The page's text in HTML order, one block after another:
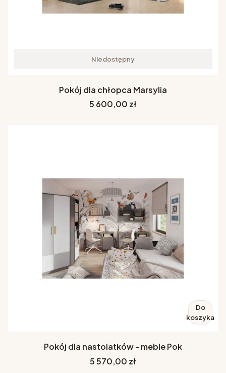
Niedostępny
Pokój dla chłopca Marsylia
Cena
5 600,00 zł
Do
koszyka
Pokój dla nastolatków - meble Pok
Cena
5 570,00 zł